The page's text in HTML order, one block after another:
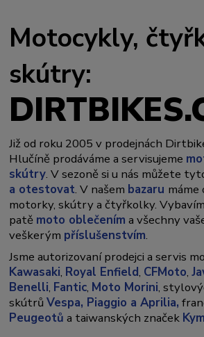
Motocykly,
skútry:
Již od roku 2005 v prodejnách
Hlučíně prodáváme a servisujeme
skútry. V sezoně si u nás můžete
a otestovat. V našem bazaru máme
motorky, skútry a čtyřkolky.
patě moto oblečením a všechny
veškerým příslušenstvím.
Jsme autorizovaní prodejci a servis
Kawasaki, Royal Enfield, CFMoto,
Benelli, Fantic, Moto Morini,
skútrůVespa, Piaggio a Aprilia,
Peugeotů a taiwanských značek